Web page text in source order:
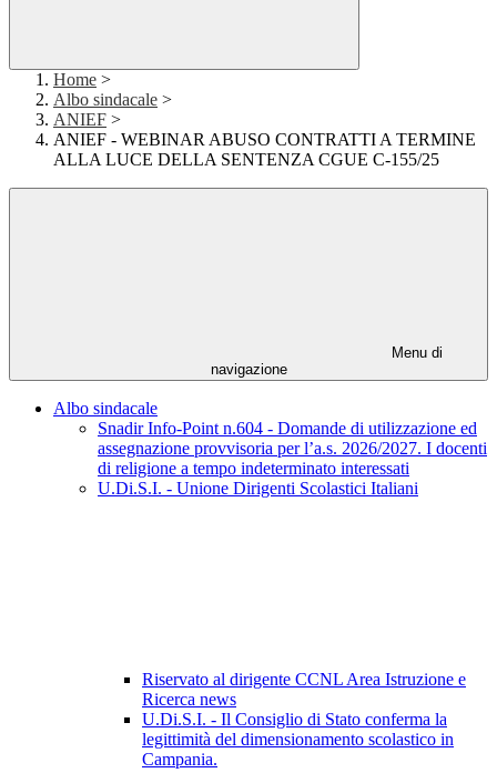
Home >
Albo sindacale >
ANIEF >
ANIEF - WEBINAR ABUSO CONTRATTI A TERMINE
ALLA LUCE DELLA SENTENZA CGUE C‑155/25
Menu di
navigazione
Albo sindacale
Snadir Info-Point n.604 - Domande di utilizzazione ed
assegnazione provvisoria per l’a.s. 2026/2027. I docenti
di religione a tempo indeterminato interessati
U.Di.S.I. - Unione Dirigenti Scolastici Italiani
Riservato al dirigente CCNL Area Istruzione e
Ricerca news
U.Di.S.I. - Il Consiglio di Stato conferma la
legittimità del dimensionamento scolastico in
Campania.